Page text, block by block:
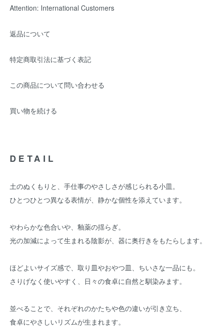
Attention: International Customers
返品について
特定商取引法に基づく表記
この商品について問い合わせる
買い物を続ける
DETAIL
土のぬくもりと、手仕事のやさしさが感じられる小皿。
ひとつひとつ異なる表情が、静かな個性を添えています。
やわらかな色合いや、釉薬の揺らぎ。
光の加減によって生まれる陰影が、器に奥行きをもたらします。
ほどよいサイズ感で、取り皿やおやつ皿、ちいさな一品にも。
さりげなく使いやすく、日々の食卓に自然と馴染みます。
並べることで、それぞれのかたちや色の違いが引き立ち、
食卓にやさしいリズムが生まれます。